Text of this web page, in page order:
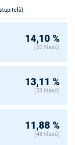
14,10 %
(57 hlasů)
13,11 %
(53 hlasů)
11,88 %
(48 hlasů)